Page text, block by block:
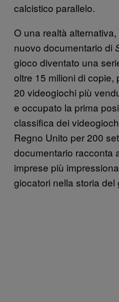
calcistico parallelo.
O una realtà
nuovo documentario di
gioco diventato una
oltre 15 milioni di copie,
20 videogiochi più
e occupato la prima
classifica dei
Regno Unito per 200
documentario racconta
imprese più
giocatori nella storia del